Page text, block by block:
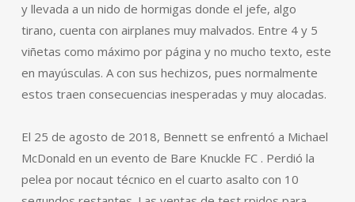
y llevada a un nido de hormigas donde el jefe, algo
tirano, cuenta con airplanes muy malvados. Entre 4 y 5
viñetas como máximo por página y no mucho texto, este
en mayúsculas. A con sus hechizos, pues normalmente
estos traen consecuencias inesperadas y muy alocadas.
El 25 de agosto de 2018, Bennett se enfrentó a Michael
McDonald en un evento de Bare Knuckle FC . Perdió la
pelea por nocaut técnico en el cuarto asalto con 10